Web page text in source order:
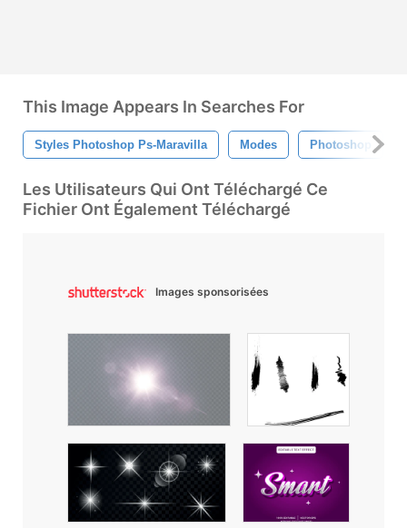
This Image Appears In Searches For
Styles Photoshop Ps-Maravilla Modes Photoshop
Les Utilisateurs Qui Ont Téléchargé Ce
Fichier Ont Également Téléchargé
Images sponsorisées